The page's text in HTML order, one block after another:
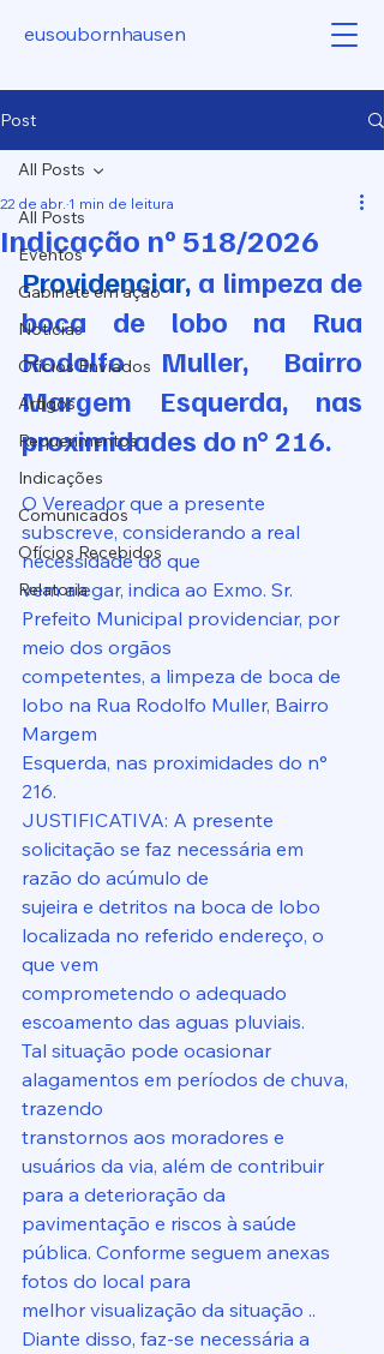
eusoubornhausen
Post
All Posts
Eventos
Gabinete em ação
Notícias
Ofícios Enviados
Artigos
Requerimentos
Indicações
Comunicados
Ofícios Recebidos
Relatoria
All Posts
Indicação nº 518/2026
22 de abr. 1 min de leitura
Providenciar, a limpeza de
boca de lobo na Rua
Rodolfo Muller, Bairro
Margem Esquerda, nas
proximidades do n° 216.
O Vereador que a presente
subscreve, considerando a real
necessidade do que
vem alegar, indica ao Exmo. Sr.
Prefeito Municipal providenciar, por
meio dos orgãos
competentes, a limpeza de boca de
lobo na Rua Rodolfo Muller, Bairro
Margem
Esquerda, nas proximidades do n°
216.
JUSTIFICATIVA: A presente
solicitação se faz necessária em
razão do acúmulo de
sujeira e detritos na boca de lobo
localizada no referido endereço, o
que vem
comprometendo o adequado
escoamento das aguas pluviais.
Tal situação pode ocasionar
alagamentos em períodos de chuva,
trazendo
transtornos aos moradores e
usuários da via, além de contribuir
para a deterioração da
pavimentação e riscos à saúde
pública. Conforme seguem anexas
fotos do local para
melhor visualização da situação ..
Diante disso, faz-se necessária a